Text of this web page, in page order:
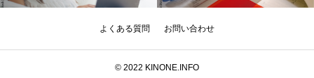
よくある質問 お問い合わせ
© 2022 KINONE.INFO